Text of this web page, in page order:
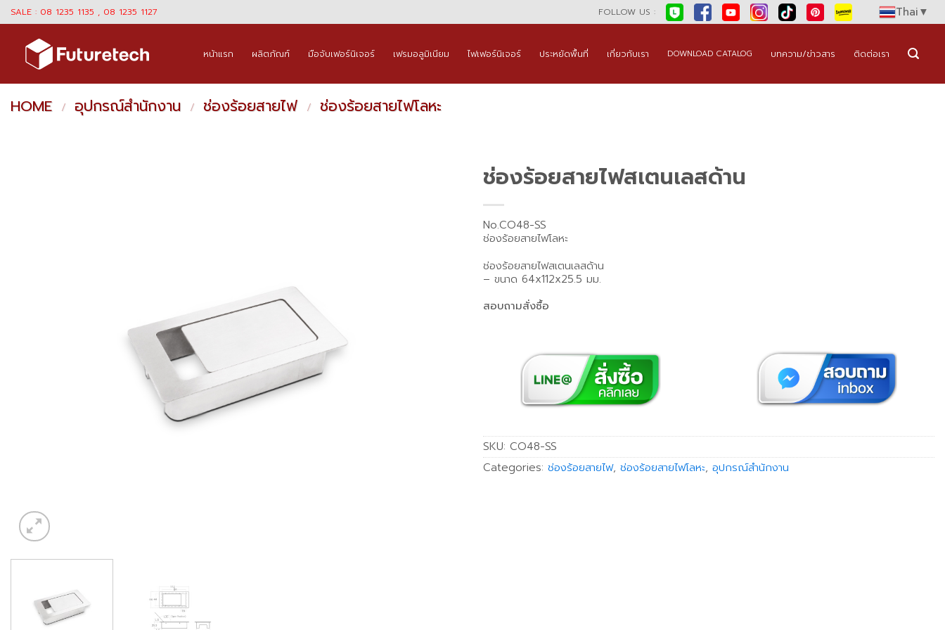
Skip
to
content
SALE : 08 1235 1135 , 08 1235 1127 FOLLOW US : Thai▼
หน้าแรก ผลิตภัณฑ์ มือจับเฟอร์นิเจอร์ เฟรมอลูมิเนียม ไฟเฟอร์นิเจอร์ ประหยัดพื้นที่ เกี่ยวกับเรา DOWNLOAD CATALOG บทความ/ข่าวสาร ติดต่อเรา
HOME / อุปกรณ์สำนักงาน / ช่องร้อยสายไฟ / ช่องร้อยสายไฟโลหะ
ช่องร้อยสายไฟสเตนเลสด้าน
No.CO48-SS
ช่องร้อยสายไฟโลหะ
ช่องร้อยสายไฟสเตนเลสด้าน
– ขนาด 64x112x25.5 มม.
สอบถามสั่งซื้อ
SKU: CO48-SS
Categories: ช่องร้อยสายไฟ, ช่องร้อยสายไฟโลหะ, อุปกรณ์สำนักงาน